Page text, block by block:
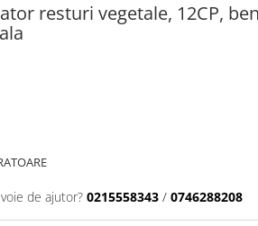
resturi vegetale, 12CP,
de ajutor? 0215558343 / 0746288208